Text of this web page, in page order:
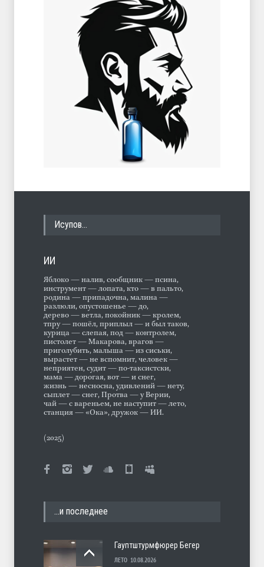
Исупов…
ИИ
Яблоко — налив, сообщник — псина,
инструмент — лопата, кто — в пальто,
родина — припадочна, малина —
разлюли, опустошенье — до,
дерево — ветла, покойник — кролем,
тпру — пошёл, приплыл — и был таков,
курица — слепая, под — контролем,
пистолет — Макарова, врагов —
приголубить, малыша — из сиськи,
вырастет — не вспомнит, человек —
неприятен, судит — по-таксистски,
мама — дорогая, вот — и снег,
жизнь — несносна, удивлений — нету,
сыплет — снег, Протва — у Верии,
чай — с вареньем, не наступит — лето,
станция — «Ока», дружок — ИИ.
(2025)
…и последнее
Гауптштурмфюрер Бегер
ЛЕТО 10.08.2026